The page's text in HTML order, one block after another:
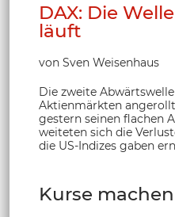
DAX: Die
läuft
von Sven Weisenhaus
Die zweite
Aktienmärkten
gestern seinen flachen
weiteten sich die
die US-Indizes gaben
Kurse